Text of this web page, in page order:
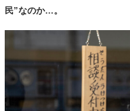
民”なのか…。